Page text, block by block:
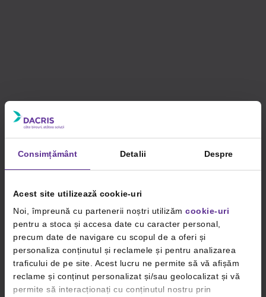
Consimțământ Detalii Despre
Acest site utilizează cookie-uri
Noi, împreună cu partenerii noștri utilizăm cookie-uri
pentru a stoca și accesa date cu caracter personal,
precum date de navigare cu scopul de a oferi și
personaliza conținutul și reclamele și pentru analizarea
traficului de pe site. Acest lucru ne permite să vă afișăm
reclame și conținut personalizat și/sau geolocalizat și vă
permite să interacționați cu conținutul nostru prin